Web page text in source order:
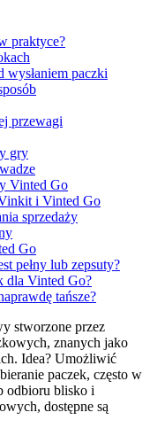
praktyce?
wysłaniem paczki
przewagi
gry
Vinted Go
i Vinted Go
sprzedaży
Go
pełny lub zepsuty?
dla Vinted Go?
tańsze?
stworzone przez
znanych jako
Idea? Umożliwić
paczek, często w
odbioru blisko i
dostępne są